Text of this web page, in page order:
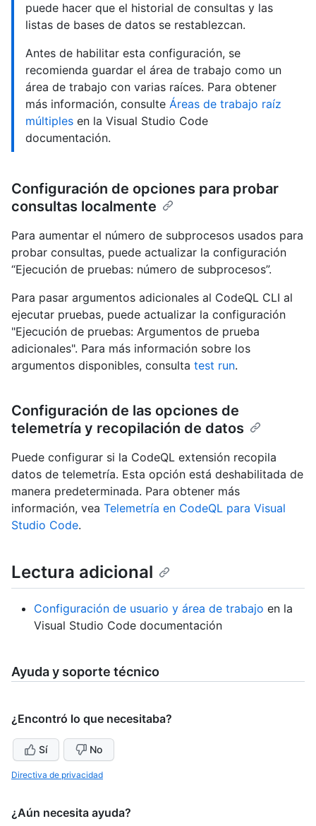
puede hacer que el historial de consultas y las
listas de bases de datos se restablezcan.
Antes de habilitar esta configuración, se
recomienda guardar el área de trabajo como un
área de trabajo con varias raíces. Para obtener
más información, consulte Áreas de trabajo raíz
múltiples en la Visual Studio Code
documentación.
Configuración de opciones para probar
consultas localmente
Para aumentar el número de subprocesos usados para
probar consultas, puede actualizar la configuración
“Ejecución de pruebas: número de subprocesos”.
Para pasar argumentos adicionales al CodeQL CLI al
ejecutar pruebas, puede actualizar la configuración
"Ejecución de pruebas: Argumentos de prueba
adicionales". Para más información sobre los
argumentos disponibles, consulta test run.
Configuración de las opciones de
telemetría y recopilación de datos
Puede configurar si la CodeQL extensión recopila
datos de telemetría. Esta opción está deshabilitada de
manera predeterminada. Para obtener más
información, vea Telemetría en CodeQL para Visual
Studio Code.
Lectura adicional
Configuración de usuario y área de trabajo en la
Visual Studio Code documentación
Ayuda y soporte técnico
¿Encontró lo que necesitaba?
Sí No
Directiva de privacidad
¿Aún necesita ayuda?